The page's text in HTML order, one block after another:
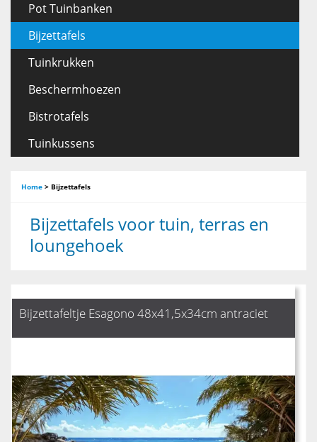
Pot Tuinbanken
Bijzettafels
Tuinkrukken
Beschermhoezen
Bistrotafels
Tuinkussens
Home > Bijzettafels
Bijzettafels voor tuin, terras en
loungehoek
Bijzettafeltje Esagono 48x41,5x34cm antraciet